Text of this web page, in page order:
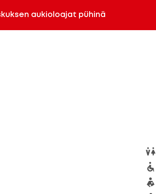
aukioloajat pühinä